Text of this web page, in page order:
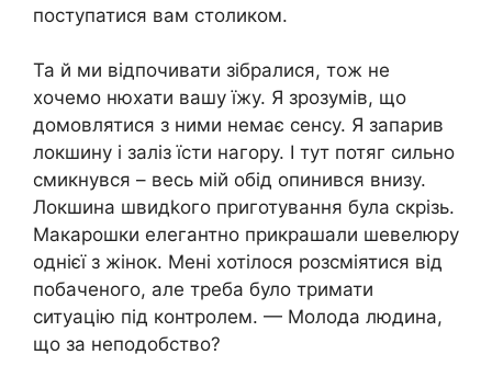
поступатися вам столиком.
Та й ми відпочивати зібралися, тож не
хочемо нюхати вашу їжу. Я зрозумів, що
домовлятися з ними немає сенсу. Я запарив
локшину і заліз їсти нагору. І тут потяг сильно
смикнувся – весь мій обід опинився внизу.
Локшина швидkого приготування була скрізь.
Макарошки елегантно прикрашали шевелюру
однієї з жінок. Мені хотілося розсміятися від
побаченого, але треба було тримати
ситуацію під контролем. — Молода людина,
що за неподобство?